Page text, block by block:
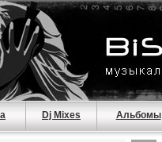
Dj Mixes Альбомы